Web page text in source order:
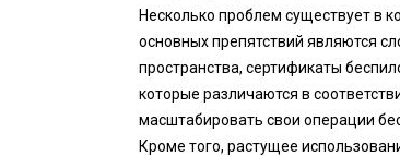
Несколько проблем существует в
основных препятствий являются
пространства, сертификаты
которые различаются в
масштабировать свои операции
Кроме того, растущее